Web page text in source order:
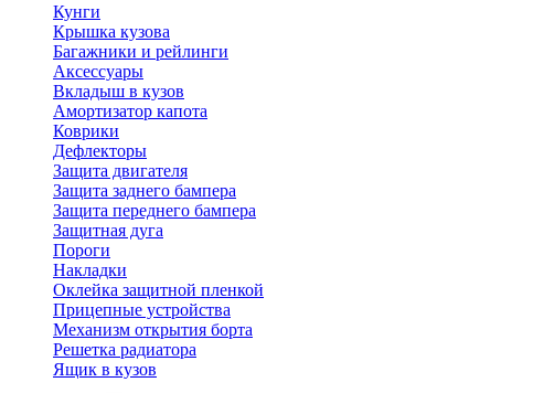
Кунги
Крышка кузова
Багажники и рейлинги
Аксессуары
Вкладыш в кузов
Амортизатор капота
Коврики
Дефлекторы
Защита двигателя
Защита заднего бампера
Защита переднего бампера
Защитная дуга
Пороги
Накладки
Оклейка защитной пленкой
Прицепные устройства
Механизм открытия борта
Решетка радиатора
Ящик в кузов